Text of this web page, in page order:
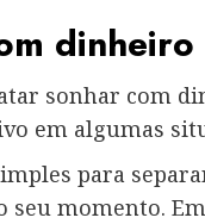
sonhar com
em algumas
para
momento.